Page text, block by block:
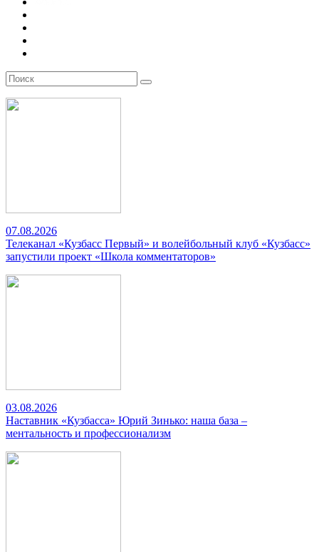
07.08.2026
Телеканал «Кузбасс Первый» и волейбольный клуб «Кузбасс»
запустили проект «Школа комментаторов»
03.08.2026
Наставник «Кузбасса» Юрий Зинько: наша база –
ментальность и профессионализм